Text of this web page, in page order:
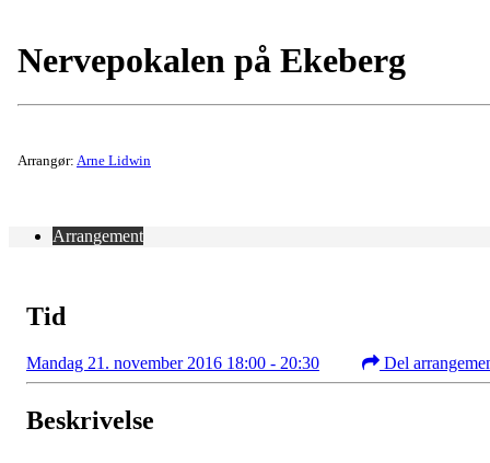
Nervepokalen på Ekeberg
Arrangør: Arne Lidwin
Arrangement
Tid
Mandag 21. november 2016 18:00 - 20:30 Del
Beskrivelse